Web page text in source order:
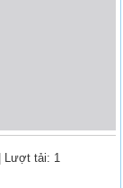
| Lượt tải: 1